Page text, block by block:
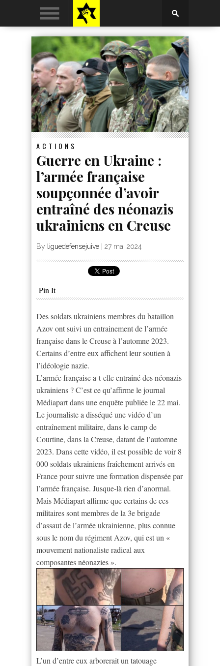
ACTIONS
Guerre en Ukraine :
l’armée française
soupçonnée d’avoir
entraîné des néonazis
ukrainiens en Creuse
By liguedefensejuive 27 mai 2024
Pin It
Des soldats ukrainiens membres du bataillon
Azov ont suivi un entrainement de l’armée
française dans le Creuse à l’automne 2023.
Certains d’entre eux affichent leur soutien à
l’idéologie nazie.
L’armée française a-t-elle entrainé des néonazis
ukrainiens ? C’est ce qu’affirme le journal
Médiapart dans une enquête publiée le 22 mai.
Le journaliste a disséqué une vidéo d’un
entraînement militaire, dans le camp de
Courtine, dans la Creuse, datant de l’automne
2023. Dans cette vidéo, il est possible de voir 8
000 soldats ukrainiens fraîchement arrivés en
France pour suivre une formation dispensée par
l’armée française. Jusque-là rien d’anormal.
Mais Médiapart affirme que certains de ces
militaires sont membres de la 3e brigade
d’assaut de l’armée ukrainienne, plus connue
sous le nom du régiment Azov, qui est un «
mouvement nationaliste radical aux
composantes néonazies ».
L’un d’entre eux arborerait un tatouage